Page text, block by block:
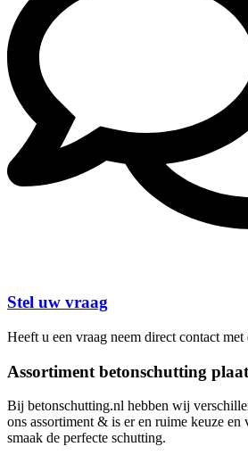
Stel uw vraag
Heeft u een vraag neem direct contact met
Assortiment betonschutting
Bij betonschutting.nl hebben wij
ons assortiment & is er en ruime keuze
smaak de perfecte schutting.